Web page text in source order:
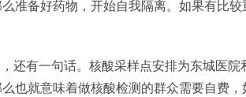
准备好药物，开始自我隔离。如果有比
还有一句话。核酸采样点安排为东城医
也就意味着做核酸检测的群众需要自费